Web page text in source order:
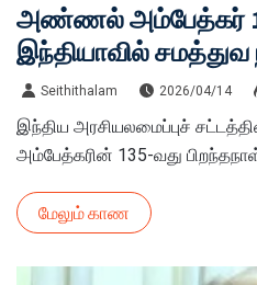
அண்ணல் அம்பேத்கர்
இந்தியாவில்
Seithithalam 2026/04/14
இந்திய அரசியலமைப்புச்
அம்பேத்கரின் 135-வது
மேலும் காண